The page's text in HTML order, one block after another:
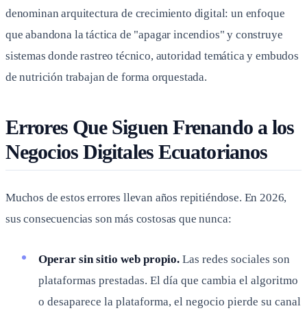
denominan arquitectura de crecimiento digital: un enfoque
que abandona la táctica de "apagar incendios" y construye
sistemas donde rastreo técnico, autoridad temática y embudos
de nutrición trabajan de forma orquestada.
Errores Que Siguen Frenando a los
Negocios Digitales Ecuatorianos
Muchos de estos errores llevan años repitiéndose. En 2026,
sus consecuencias son más costosas que nunca:
Operar sin sitio web propio. Las redes sociales son
plataformas prestadas. El día que cambia el algoritmo
o desaparece la plataforma, el negocio pierde su canal